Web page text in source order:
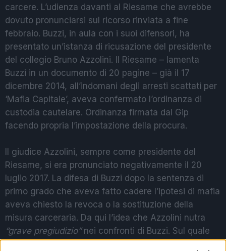
carcere. L’udienza davanti al Riesame che avrebbe
dovuto pronunciarsi sul ricorso rinviata a fine
febbraio. Buzzi, in aula con i suoi difensori, ha
presentato un’istanza di ricusazione del presidente
del collegio Bruno Azzolini. Il Riesame – lamenta
Buzzi in un documento di 20 pagine – già il 17
dicembre 2014, all’indomani degli arresti scattati per
‘Mafia Capitale’, aveva confermato l’ordinanza di
custodia cautelare. Ordinanza firmata dal Gip
facendo propria l’impostazione della procura.
Il giudice Azzolini, sempre come presidente del
Riesame, si era pronunciato negativamente il 20
luglio 2017. La difesa di Buzzi dopo la sentenza di
primo grado che aveva fatto cadere l’ipotesi di mafia
aveva chiesto la revoca o la sostituzione della
misura carceraria. Da qui l’idea che Azzolini nutra
“grave pregiudizio”nei confronti di Buzzi. Sul quale
avrebbe poi espresso“valutazioni di merito rivelatesi